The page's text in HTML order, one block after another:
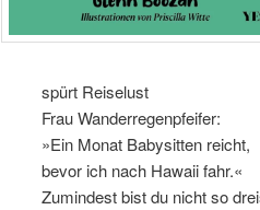
spürt Reiselust
Frau Wanderregenpfeifer:
»Ein Monat Babysitten reicht,
bevor ich nach Hawaii fahr.«
Zumindest bist du nicht so